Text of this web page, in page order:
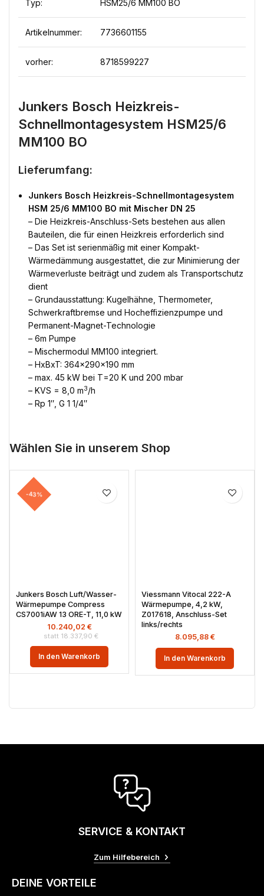
Typ: HSM25/6 MM100 BO
Artikelnummer: 7736601155
vorher: 8718599227
Junkers Bosch Heizkreis-
Schnellmontagesystem HSM25/6
MM100 BO
Lieferumfang:
Junkers Bosch Heizkreis-Schnellmontagesystem
HSM 25/6 MM100 BO mit Mischer DN 25
– Die Heizkreis-Anschluss-Sets bestehen aus allen
Bauteilen, die für einen Heizkreis erforderlich sind
– Das Set ist serienmäßig mit einer Kompakt-
Wärmedämmung ausgestattet, die zur Minimierung der
Wärmeverluste beiträgt und zudem als Transportschutz
dient
– Grundausstattung: Kugelhähne, Thermometer,
Schwerkraftbremse und Hocheffizienzpumpe und
Permanent-Magnet-Technologie
– 6m Pumpe
– Mischermodul MM100 integriert.
– HxBxT: 364x290x190 mm
– max. 45 kW bei T=20 K und 200 mbar
– KVS = 8,0 m3/h
– Rp 1″, G 1 1/4″
Wählen Sie in unserem Shop
-43%
Junkers Bosch Luft/Wasser-
Wärmepumpe Compress
CS7001iAW 13 ORE-T, 11,0 kW
18.337,90 €
10.240,02 €
In den Warenkorb
Viessmann Vitocal 222-A
Wärmepumpe, 4,2 kW,
Z017618, Anschluss-Set
links/rechts
8.095,88 €
In den Warenkorb
SERVICE & KONTAKT
Zum Hilfebereich
DEINE VORTEILE